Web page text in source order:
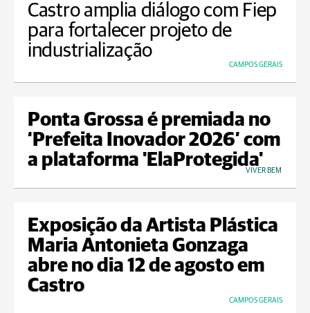
Castro amplia diálogo com Fiep
para fortalecer projeto de
industrialização
CAMPOS GERAIS
Ponta Grossa é premiada no
‘Prefeita Inovador 2026’ com
a plataforma 'ElaProtegida'
VIVER BEM
Exposição da Artista Plástica
Maria Antonieta Gonzaga
abre no dia 12 de agosto em
Castro
CAMPOS GERAIS